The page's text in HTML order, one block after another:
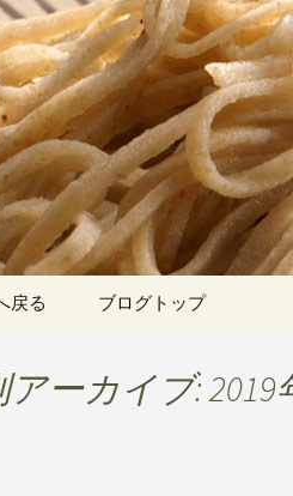
の「
岡崎市でひっそり
をお楽しみいただ
へ移動
戻る ブログトップ
アーカイブ: 2019